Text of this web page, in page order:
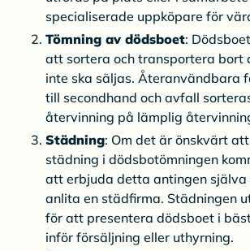
specialiserade uppköpare för
Tömning av dödsboet:
att sortera och transportera bort
inte ska säljas. Återanvändbara
till secondhand och avfall
återvinning på lämplig
Städning: Om det är önskvärt
städning i dödsbotömningen
att erbjuda detta antingen själva
anlita en städfirma. Städningen
för att presentera dödsboet i
inför försäljning eller uthyrning.